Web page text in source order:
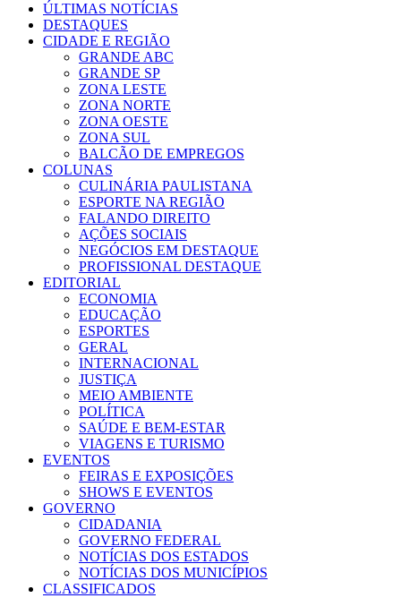
ÚLTIMAS NOTÍCIAS
DESTAQUES
CIDADE E REGIÃO
GRANDE ABC
GRANDE SP
ZONA LESTE
ZONA NORTE
ZONA OESTE
ZONA SUL
BALCÃO DE EMPREGOS
COLUNAS
CULINÁRIA PAULISTANA
ESPORTE NA REGIÃO
FALANDO DIREITO
AÇÕES SOCIAIS
NEGÓCIOS EM DESTAQUE
PROFISSIONAL DESTAQUE
EDITORIAL
ECONOMIA
EDUCAÇÃO
ESPORTES
GERAL
INTERNACIONAL
JUSTIÇA
MEIO AMBIENTE
POLÍTICA
SAÚDE E BEM-ESTAR
VIAGENS E TURISMO
EVENTOS
FEIRAS E EXPOSIÇÕES
SHOWS E EVENTOS
GOVERNO
CIDADANIA
GOVERNO FEDERAL
NOTÍCIAS DOS ESTADOS
NOTÍCIAS DOS MUNICÍPIOS
CLASSIFICADOS